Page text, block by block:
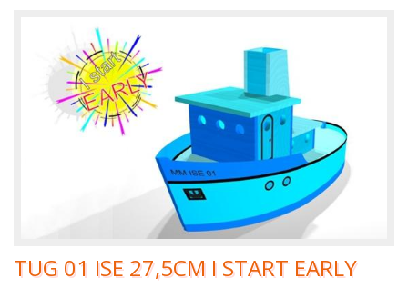
TUG 01 ISE 27,5CM I START EARLY